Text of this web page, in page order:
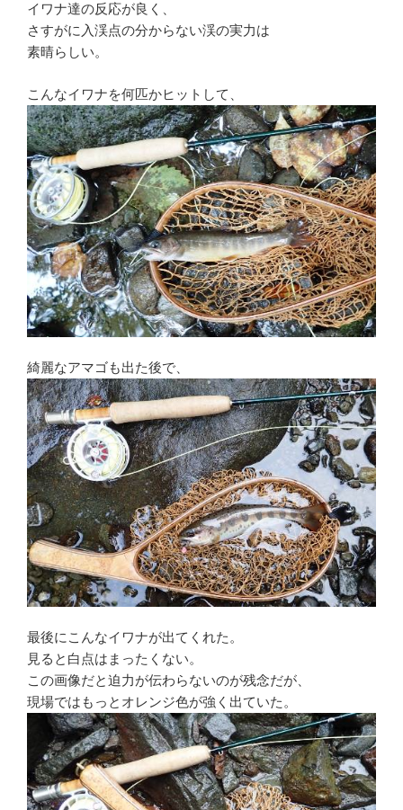
イワナ達の反応が良く、
さすがに入渓点の分からない渓の実力は
素晴らしい。
こんなイワナを何匹かヒットして、
綺麗なアマゴも出た後で、
最後にこんなイワナが出てくれた。
見ると白点はまったくない。
この画像だと迫力が伝わらないのが残念だが、
現場ではもっとオレンジ色が強く出ていた。